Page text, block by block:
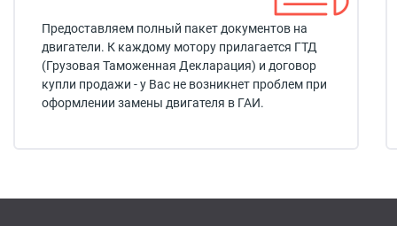
Предоставляем полный пакет документов на
двигатели. К каждому мотору прилагается ГТД
(Грузовая Таможенная Декларация) и договор
купли продажи - у Вас не возникнет проблем при
оформлении замены двигателя в ГАИ.